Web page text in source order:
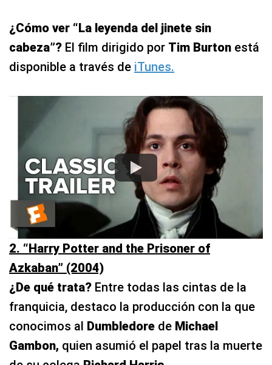
¿Cómo ver “La leyenda del jinete sin
cabeza”? El film dirigido por Tim Burton está
disponible a través de iTunes.
2. “Harry Potter and the Prisoner of
Azkaban” (2004)
¿De qué trata? Entre todas las cintas de la
franquicia, destaco la producción con la que
conocimos al Dumbledore de Michael
Gambon, quien asumió el papel tras la muerte